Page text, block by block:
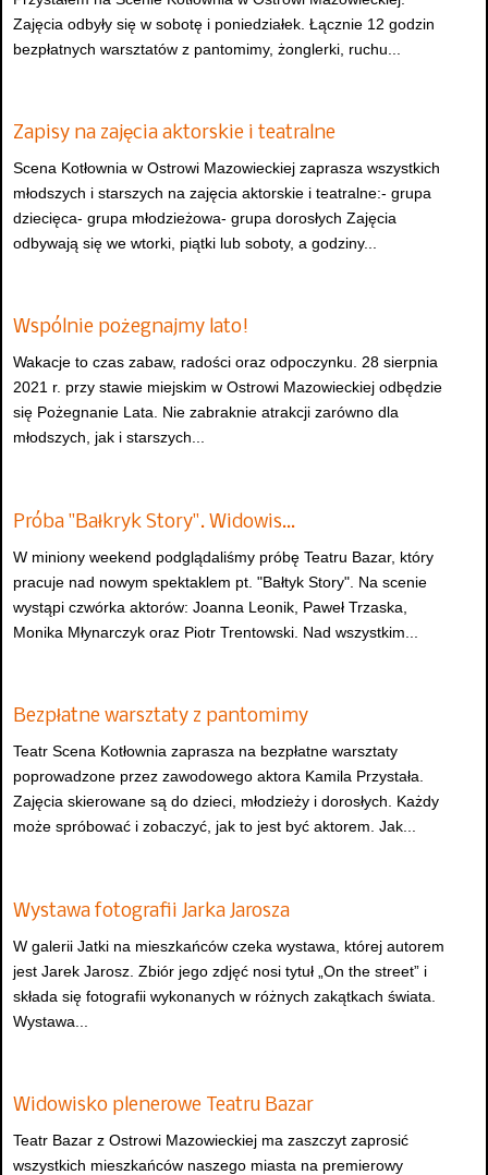
Zajęcia odbyły się w sobotę i poniedziałek. Łącznie 12 godzin
bezpłatnych warsztatów z pantomimy, żonglerki, ruchu...
Zapisy na zajęcia aktorskie i teatralne
Scena Kotłownia w Ostrowi Mazowieckiej zaprasza wszystkich
młodszych i starszych na zajęcia aktorskie i teatralne:- grupa
dziecięca- grupa młodzieżowa- grupa dorosłych Zajęcia
odbywają się we wtorki, piątki lub soboty, a godziny...
Wspólnie pożegnajmy lato!
Wakacje to czas zabaw, radości oraz odpoczynku. 28 sierpnia
2021 r. przy stawie miejskim w Ostrowi Mazowieckiej odbędzie
się Pożegnanie Lata. Nie zabraknie atrakcji zarówno dla
młodszych, jak i starszych...
Próba "Bałkryk Story". Widowis…
W miniony weekend podglądaliśmy próbę Teatru Bazar, który
pracuje nad nowym spektaklem pt. "Bałtyk Story". Na scenie
wystąpi czwórka aktorów: Joanna Leonik, Paweł Trzaska,
Monika Młynarczyk oraz Piotr Trentowski. Nad wszystkim...
Bezpłatne warsztaty z pantomimy
Teatr Scena Kotłownia zaprasza na bezpłatne warsztaty
poprowadzone przez zawodowego aktora Kamila Przystała.
Zajęcia skierowane są do dzieci, młodzieży i dorosłych. Każdy
może spróbować i zobaczyć, jak to jest być aktorem. Jak...
Wystawa fotografii Jarka Jarosza
W galerii Jatki na mieszkańców czeka wystawa, której autorem
jest Jarek Jarosz. Zbiór jego zdjęć nosi tytuł „On the street” i
składa się fotografii wykonanych w różnych zakątkach świata.
Wystawa...
Widowisko plenerowe Teatru Bazar
Teatr Bazar z Ostrowi Mazowieckiej ma zaszczyt zaprosić
wszystkich mieszkańców naszego miasta na premierowy